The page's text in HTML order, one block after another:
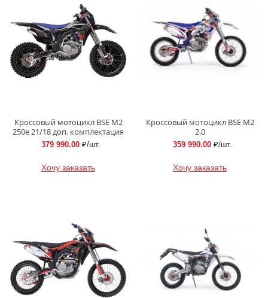
Кроссовый мотоцикл BSE M2
250e 21/18 доп. комплектация
379 990.00 ₽/шт.
Хочу заказать
Кроссовый мотоцикл BSE M2
2.0
359 990.00 ₽/шт.
Хочу заказать